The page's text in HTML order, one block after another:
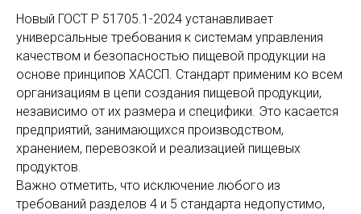
Новый ГОСТ Р 51705.1-2024 устанавливает
универсальные требования к системам управления
качеством и безопасностью пищевой продукции на
основе принципов ХАССП. Стандарт применим ко всем
организациям в цепи создания пищевой продукции,
независимо от их размера и специфики. Это касается
предприятий, занимающихся производством,
хранением, перевозкой и реализацией пищевых
продуктов.
Важно отметить, что исключение любого из
требований разделов 4 и 5 стандарта недопустимо,